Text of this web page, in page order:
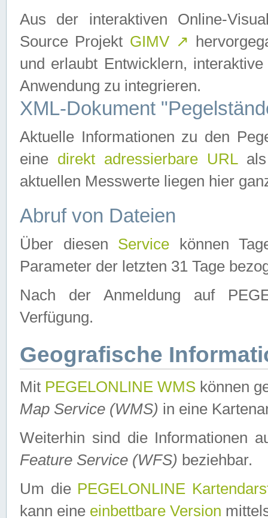
Aus der interaktiven Online-
Source Projekt GIMV ↗
und erlaubt Entwicklern,
Anwendung zu integrieren.
XML-Dokument
Aktuelle Informationen zu den
eine direkt adressierbare URLals
aktuellen Messwerte liegen hier
Abruf von Dateien
Über diesen Service können
Parameter der letzten 31 Tage
Nach der Anmeldung auf
Verfügung.
Geografische
Mit PEGELONLINE WMS können
Map Service (WMS) in eine
Weiterhin sind die Informationen
Feature Service (WFS) beziehbar.
Um die PEGELONLINE
kann eine einbettbare Version